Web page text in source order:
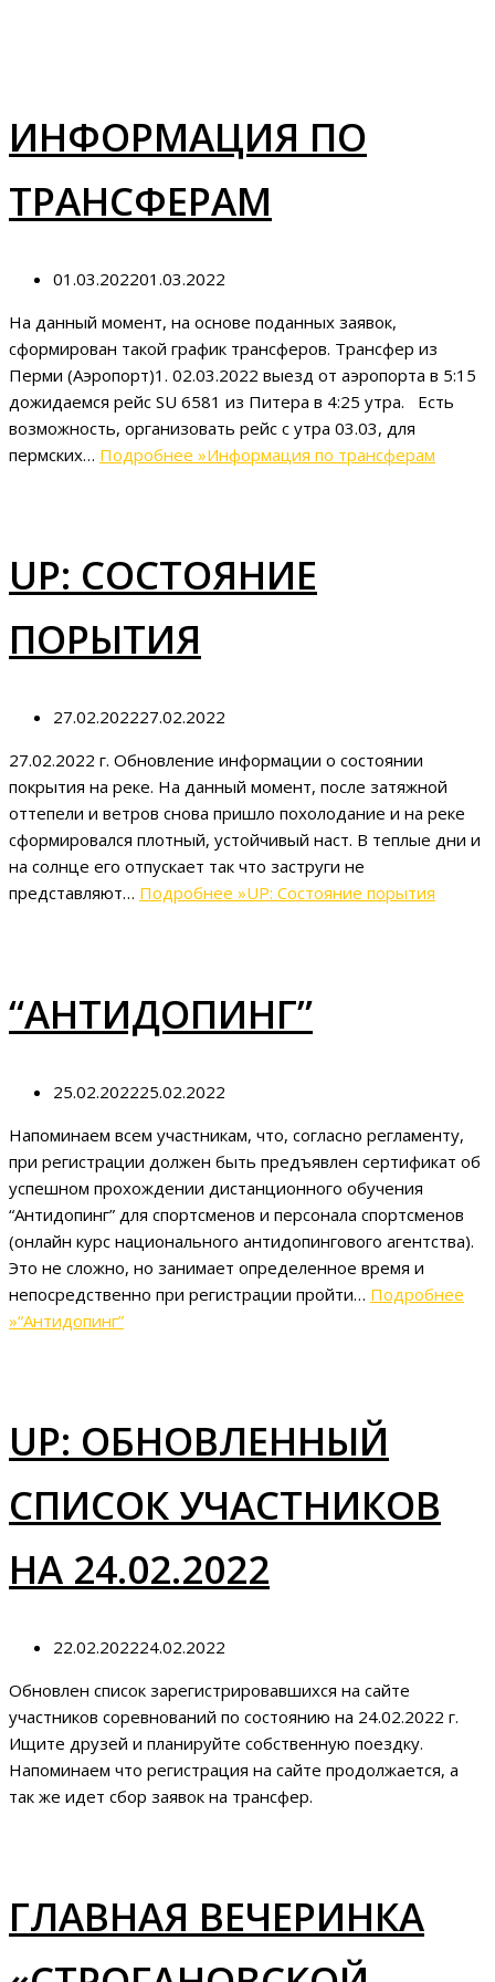
ИНФОРМАЦИЯ ПО
ТРАНСФЕРАМ
01.03.202201.03.2022
На данный момент, на основе поданных заявок,
сформирован такой график трансферов. Трансфер из
Перми (Аэропорт)1. 02.03.2022 выезд от аэропорта в 5:15
дожидаемся рейс SU 6581 из Питера в 4:25 утра. Есть
возможность, организовать рейс с утра 03.03, для
пермских… Подробнее »Информация по трансферам
UP: СОСТОЯНИЕ
ПОРЫТИЯ
27.02.202227.02.2022
27.02.2022 г. Обновление информации о состоянии
покрытия на реке. На данный момент, после затяжной
оттепели и ветров снова пришло похолодание и на реке
сформировался плотный, устойчивый наст. В теплые дни и
на солнце его отпускает так что заструги не
представляют… Подробнее »UP: Состояние порытия
“АНТИДОПИНГ”
25.02.202225.02.2022
Напоминаем всем участникам, что, согласно регламенту,
при регистрации должен быть предъявлен сертификат об
успешном прохождении дистанционного обучения
“Антидопинг” для спортсменов и персонала спортсменов
(онлайн курс национального антидопингового агентства).
Это не сложно, но занимает определенное время и
непосредственно при регистрации пройти… Подробнее
»“Антидопинг”
UP: ОБНОВЛЕННЫЙ
СПИСОК УЧАСТНИКОВ
НА 24.02.2022
22.02.202224.02.2022
Обновлен список зарегистрировавшихся на сайте
участников соревнований по состоянию на 24.02.2022 г.
Ищите друзей и планируйте собственную поездку.
Напоминаем что регистрация на сайте продолжается, а
так же идет сбор заявок на трансфер.
ГЛАВНАЯ ВЕЧЕРИНКА